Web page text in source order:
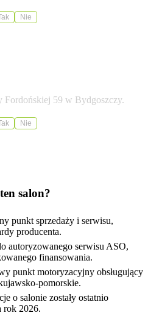
Nie
Fordońskiej 59 w Bydgoszczy.
Nie
salon?
punkt sprzedaży i serwisu,
producenta.
autoryzowanego serwisu ASO,
finansowania.
punkt motoryzacyjny obsługujący
pomorskie.
o salonie zostały ostatnio
rok 2026.